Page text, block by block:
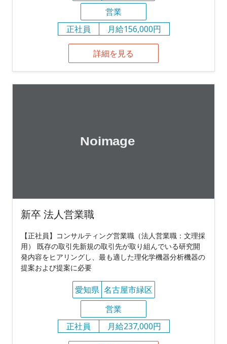
営業
正社員
月給156,000円
詳細を見る
新卒 法人営業職
【正社員】コンサルティング営業職（法人営業職：文理採
用） 既存の取引先新規の取引先が取り組んでいる研究開
発内容をヒアリングし、最も適した理化学機器分析機器の
提案および提案に必要
愛知県 名古屋市緑区
営業
正社員
月給237,000円